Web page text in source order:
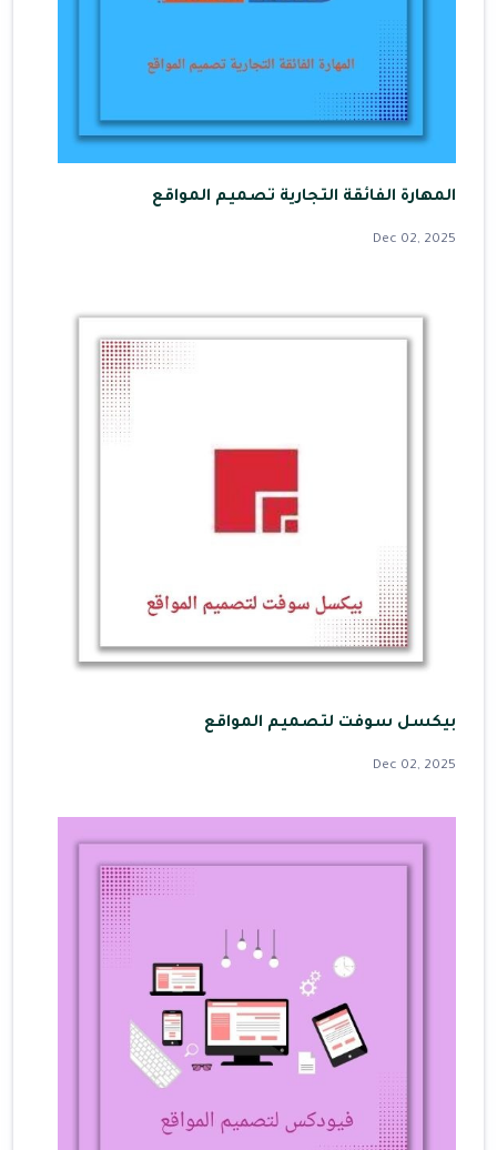
المهارة الفائقة التجارية تصميم المواقع
Dec 02, 2025
بيكسل سوفت لتصميم المواقع
Dec 02, 2025